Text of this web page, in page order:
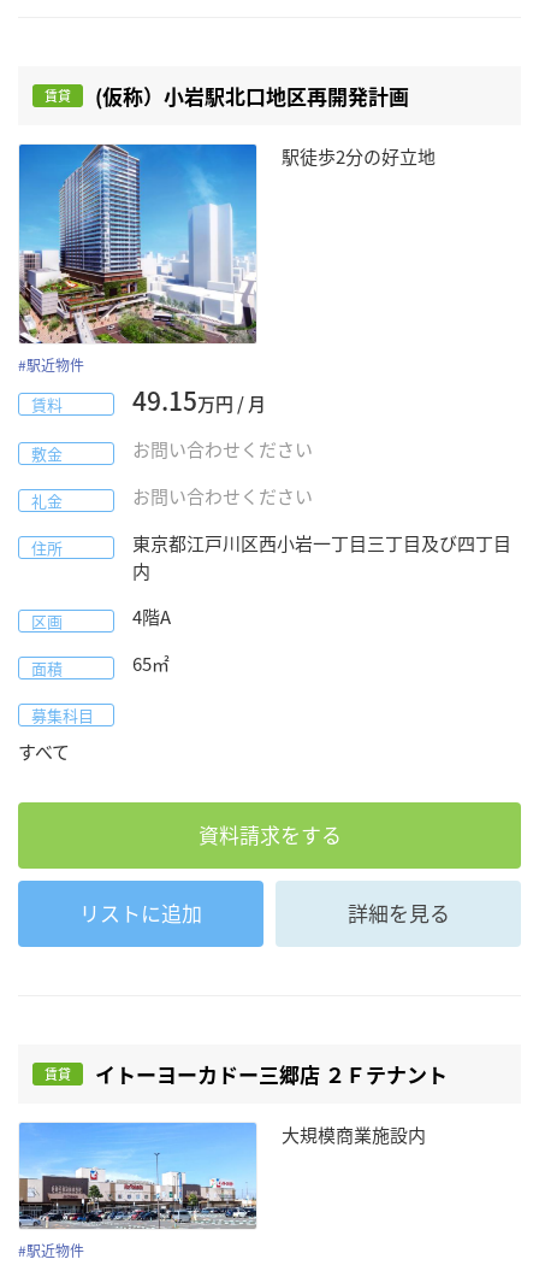
賃貸 (仮称）小岩駅北口地区再開発計画
駅徒歩2分の好立地
#駅近物件
賃料 49.15万円 / 月
敷金 お問い合わせください
礼金 お問い合わせください
住所 東京都江戸川区西小岩一丁目三丁目及び四丁目
内
区画 4階A
面積 65㎡
募集科目
すべて
資料請求をする
リストに追加 詳細を見る
賃貸 イトーヨーカドー三郷店 ２Ｆテナント
大規模商業施設内
#駅近物件